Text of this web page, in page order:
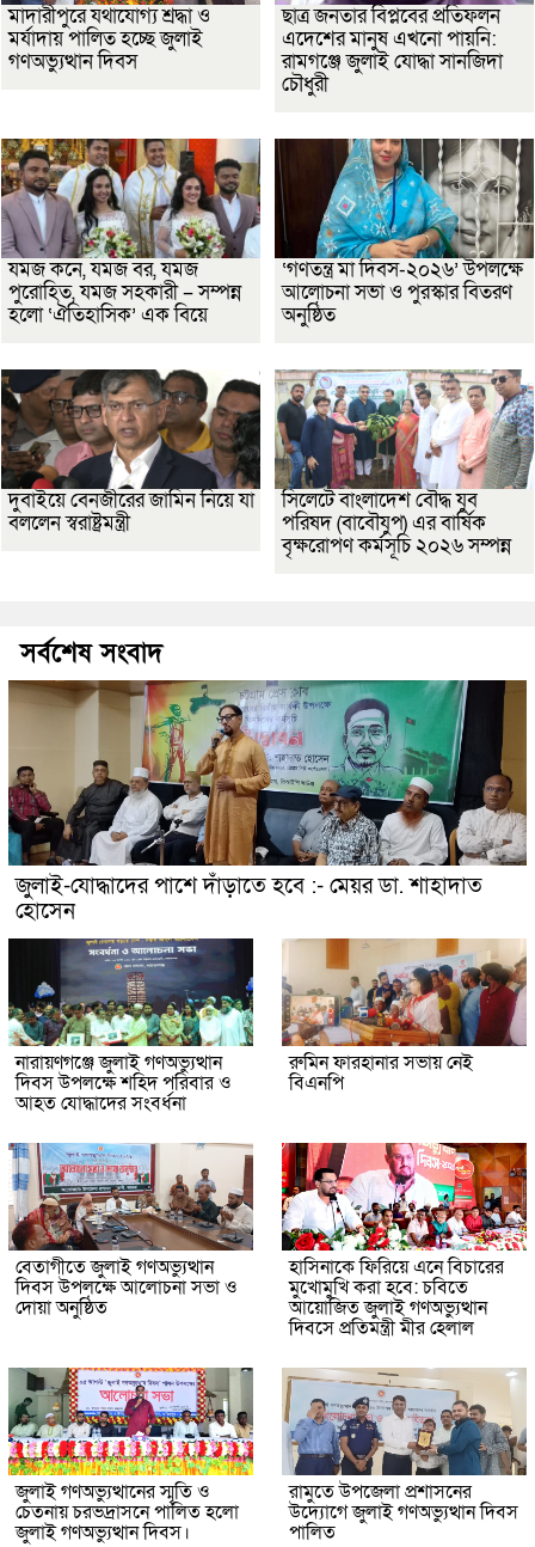
মাদারীপুরে যথাযোগ্য শ্রদ্ধা ও
মর্যাদায় পালিত হচ্ছে জুলাই
গণঅভ্যুত্থান দিবস
ছাত্র জনতার বিপ্লবের প্রতিফলন
এদেশের মানুষ এখনো পায়নি:
রামগঞ্জে জুলাই যোদ্ধা সানজিদা
চৌধুরী
যমজ কনে, যমজ বর, যমজ
পুরোহিত, যমজ সহকারী – সম্পন্ন
হলো ‘ঐতিহাসিক’ এক বিয়ে
‘গণতন্ত্র মা দিবস-২০২৬’ উপলক্ষে
আলোচনা সভা ও পুরস্কার বিতরণ
অনুষ্ঠিত
দুবাইয়ে বেনজীরের জামিন নিয়ে যা
বললেন স্বরাষ্ট্রমন্ত্রী
সিলেটে বাংলাদেশ বৌদ্ধ যুব
পরিষদ (বাবৌযুপ) এর বার্ষিক
বৃক্ষরোপণ কর্মসূচি ২০২৬ সম্পন্ন
সর্বশেষ সংবাদ
জুলাই-যোদ্ধাদের পাশে দাঁড়াতে হবে :- মেয়র ডা. শাহাদাত
হোসেন
নারায়ণগঞ্জে জুলাই গণঅভ্যুত্থান
দিবস উপলক্ষে শহিদ পরিবার ও
আহত যোদ্ধাদের সংবর্ধনা
রুমিন ফারহানার সভায় নেই
বিএনপি
বেতাগীতে জুলাই গণঅভ্যুত্থান
দিবস উপলক্ষে আলোচনা সভা ও
দোয়া অনুষ্ঠিত
হাসিনাকে ফিরিয়ে এনে বিচারের
মুখোমুখি করা হবে: চবিতে
আয়োজিত জুলাই গণঅভ্যুত্থান
দিবসে প্রতিমন্ত্রী মীর হেলাল
জুলাই গণঅভ্যুত্থানের স্মৃতি ও
চেতনায় চরভদ্রাসনে পালিত হলো
জুলাই গণঅভ্যুত্থান দিবস।
রামুতে উপজেলা প্রশাসনের
উদ্যোগে জুলাই গণঅভ্যুত্থান দিবস
পালিত